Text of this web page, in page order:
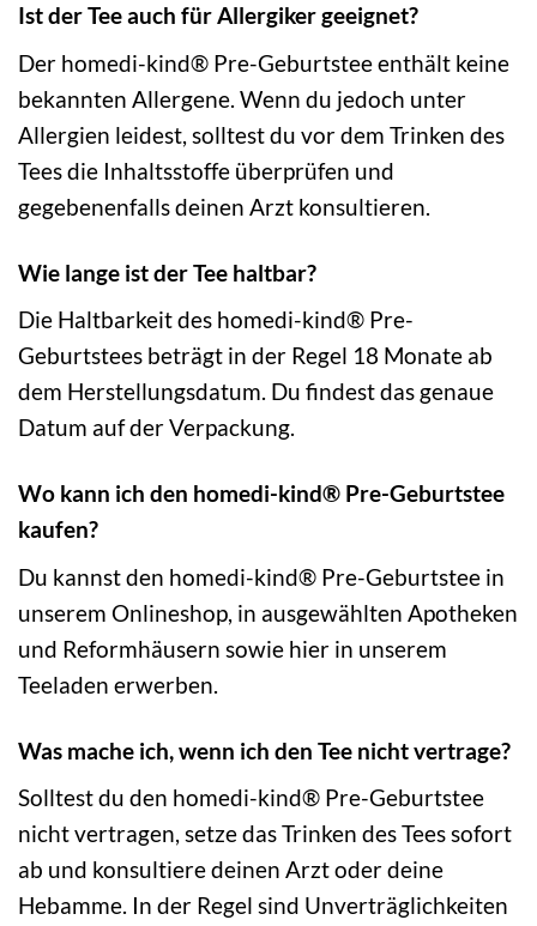
Ist der Tee auch für Allergiker geeignet?
Der homedi-kind® Pre-Geburtstee enthält keine
bekannten Allergene. Wenn du jedoch unter
Allergien leidest, solltest du vor dem Trinken des
Tees die Inhaltsstoffe überprüfen und
gegebenenfalls deinen Arzt konsultieren.
Wie lange ist der Tee haltbar?
Die Haltbarkeit des homedi-kind® Pre-
Geburtstees beträgt in der Regel 18 Monate ab
dem Herstellungsdatum. Du findest das genaue
Datum auf der Verpackung.
Wo kann ich den homedi-kind® Pre-Geburtstee
kaufen?
Du kannst den homedi-kind® Pre-Geburtstee in
unserem Onlineshop, in ausgewählten Apotheken
und Reformhäusern sowie hier in unserem
Teeladen erwerben.
Was mache ich, wenn ich den Tee nicht vertrage?
Solltest du den homedi-kind® Pre-Geburtstee
nicht vertragen, setze das Trinken des Tees sofort
ab und konsultiere deinen Arzt oder deine
Hebamme. In der Regel sind Unverträglichkeiten